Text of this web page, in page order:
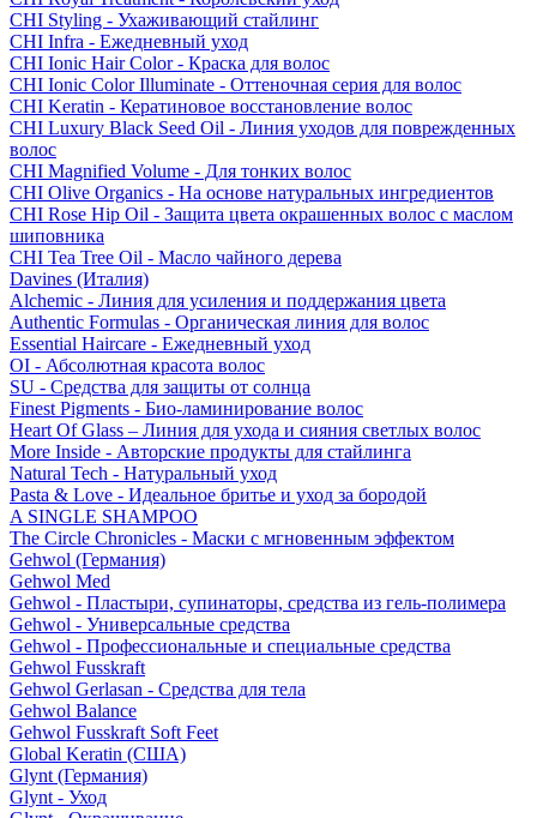
CHI Styling - Ухаживающий стайлинг
CHI Infra - Ежедневный уход
CHI Ionic Hair Color - Краска для волос
CHI Ionic Color Illuminate - Оттеночная серия для волос
CHI Keratin - Кератиновое восстановление волос
CHI Luxury Black Seed Oil - Линия уходов для поврежденных
волос
CHI Magnified Volume - Для тонких волос
CHI Olive Organics - На основе натуральных ингредиентов
CHI Rose Hip Oil - Защита цвета окрашенных волос с маслом
шиповника
CHI Tea Tree Oil - Масло чайного дерева
Davines (Италия)
Alchemic - Линия для усиления и поддержания цвета
Authentic Formulas - Органическая линия для волос
Essential Haircare - Eжедневный уход
OI - Абсолютная красота волос
SU - Средства для защиты от солнца
Finest Pigments - Био-ламинирование волос
Heart Of Glass – Линия для ухода и сияния светлых волос
More Inside - Авторские продукты для стайлинга
Natural Tech - Натуральный уход
Pasta & Love - Идеальное бритье и уход за бородой
A SINGLE SHAMPOO
The Circle Chronicles - Маски с мгновенным эффектом
Gehwol (Германия)
Gehwol Med
Gehwol - Пластыри, супинаторы, средства из гель-полимера
Gehwol - Универсальные средства
Gehwol - Профессиональные и специальные средства
Gehwol Fusskraft
Gehwol Gerlasan - Средства для тела
Gehwol Balance
Gehwol Fusskraft Soft Feet
Global Keratin (США)
Glynt (Германия)
Glynt - Уход